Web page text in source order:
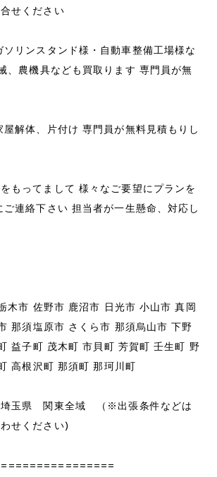
せください
ンスタンド様・自動車整備工場様な
、農機具なども買取ります 専門員が無
解体、片付け 専門員が無料見積もりし
もってまして 様々なご要望にプランを
連絡下さい 担当者が一生懸命、対応し
木市 佐野市 鹿沼市 日光市 小山市 真岡
那須塩原市 さくら市 那須烏山市 下野
益子町 茂木町 市貝町 芳賀町 壬生町 野
高根沢町 那須町 那珂川町
玉県 関東全域 （※出張条件などは
せください)